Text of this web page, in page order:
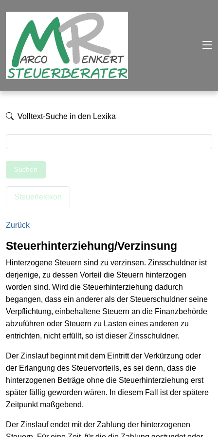
Volltext-Suche in den Lexika
Suchen
Steuerlexikon
Zurück
Steuerhinterziehung/Verzinsung
Hinterzogene Steuern sind zu verzinsen. Zinsschuldner ist
derjenige, zu dessen Vorteil die Steuern hinterzogen
worden sind. Wird die Steuerhinterziehung dadurch
begangen, dass ein anderer als der Steuerschuldner seine
Verpflichtung, einbehaltene Steuern an die Finanzbehörde
abzuführen oder Steuern zu Lasten eines anderen zu
entrichten, nicht erfüllt, so ist dieser Zinsschuldner.
Der Zinslauf beginnt mit dem Eintritt der Verkürzung oder
der Erlangung des Steuervorteils, es sei denn, dass die
hinterzogenen Beträge ohne die Steuerhinterziehung erst
später fällig geworden wären. In diesem Fall ist der spätere
Zeitpunkt maßgebend.
Der Zinslauf endet mit der Zahlung der hinterzogenen